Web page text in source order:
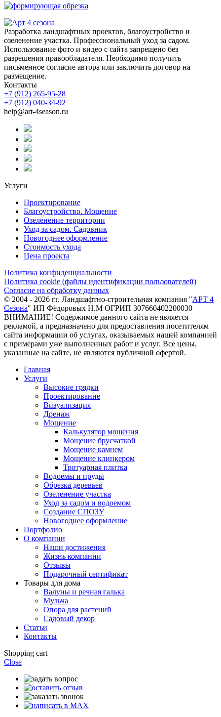
Разработка ландшафтных проектов, благоустройство и
озеленение участка. Профессиональный уход за садом.
Использование фото и видео с сайта запрещено без
разрешения правообладателя. Необходимо получить
письменное согласие автора или заключить договор на
размещение.
Контакты
+7 (912) 265-95-28
+7 (912) 040-34-92
help@art-4season.ru
Услуги
Проектирование
Благоустройство. Мощение
Озеленение территории
Уход за садом. Садовник
Новогоднее оформление
Стоимость ухода
Цена проекта
Политика конфиденциальности
Политика cookie (файлы идентификации пользователей)
Согласие на обработку данных
© 2004 - 2026 гг. Ландшафтно-строительная компания "АРТ 4
Сезона" ИП Фёдоровых Н.М ОГРИП 307660402200030
ВНИМАНИЕ! Содержимое данного сайта не является
рекламой, а предназначено для предоставления посетителям
сайта информации об услугах, оказываемых нашей компанией
с примерами уже выполненных работ и услуг. Все цены,
указанные на сайте, не являются публичной офертой.
Главная
Услуги
Высокие грядки
Проектирование
Визуализация
Дренаж
Мощение
Калькулятор мощения
Мощение брусчаткой
Мощение камнем
Мощение клинкером
Тротуарная плитка
Водоемы и пруды
Обрезка деревьев
Озеленение участка
Уход за садом и водоемом
Создание СПОЗУ
Новогоднее оформление
Портфолио
О компании
Наши достижения
Жизнь компании
Отзывы
Подарочный сертификат
Товары для дома
Валуны и речная галька
Мульча
Опора для растений
Садовый декор
Статьи
Контакты
Shopping cart
Close